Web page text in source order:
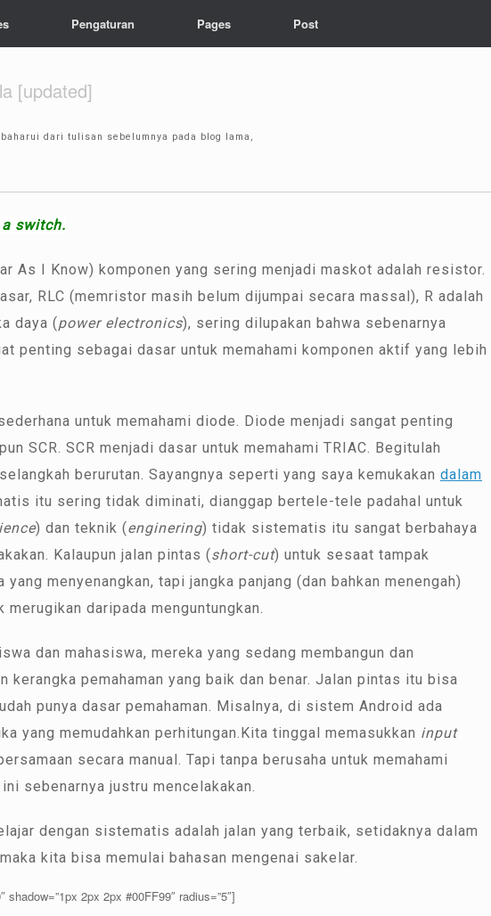
Pengaturan Pages Post
[updated]
dari tulisan sebelumnya pada blog lama,
switch.
As I Know) komponen yang sering menjadi maskot adalah resistor.
RLC (memristor masih belum dijumpai secara massal), R adalah
daya (power electronics), sering dilupakan bahwa sebenarnya
penting sebagai dasar untuk memahami komponen aktif yang lebih
untuk memahami diode. Diode menjadi sangat penting
SCR. SCR menjadi dasar untuk memahami TRIAC. Begitulah
berurutan. Sayangnya seperti yang saya kemukakan dalam
itu sering tidak diminati, dianggap bertele-tele padahal untuk
) dan teknik (enginering) tidak sistematis itu sangat berbahaya
Kalaupun jalan pintas (short-cut) untuk sesaat tampak
yang menyenangkan, tapi jangka panjang (dan bahkan menengah)
daripada menguntungkan.
dan mahasiswa, mereka yang sedang membangun dan
kerangka pemahaman yang baik dan benar. Jalan pintas itu bisa
punya dasar pemahaman. Misalnya, di sistem Android ada
yang memudahkan perhitungan.Kita tinggal memasukkan input
secara manual. Tapi tanpa berusaha untuk memahami
sebenarnya justru mencelakakan.
dengan sistematis adalah jalan yang terbaik, setidaknya dalam
kita bisa memulai bahasan mengenai sakelar.
2px 2px #00FF99″ radius=”5″]